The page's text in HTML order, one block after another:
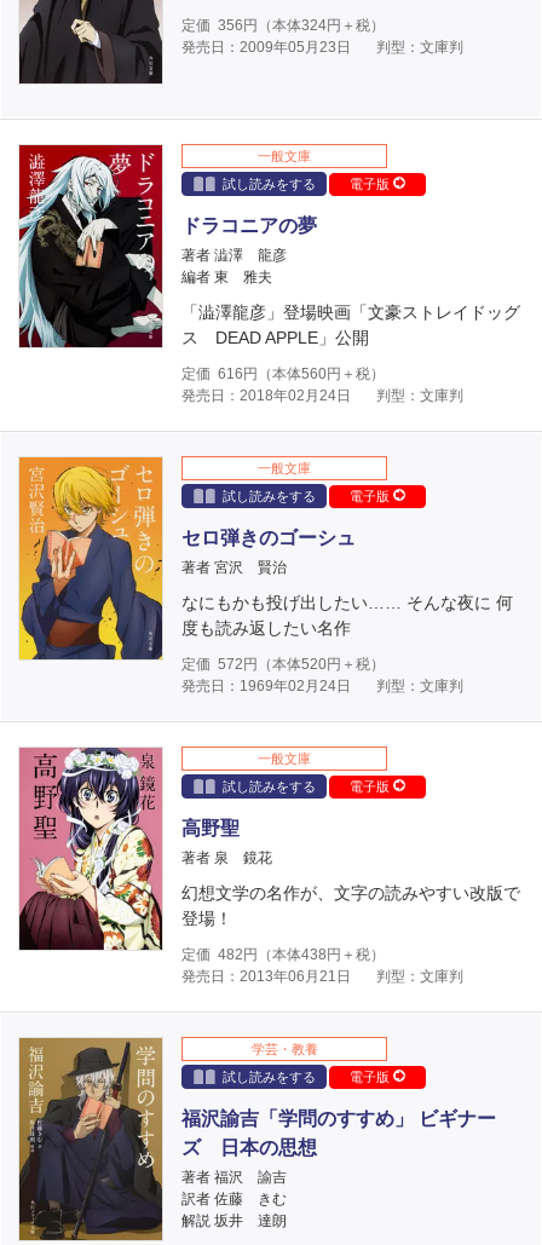
定価 356 円（本体324円＋税）
発売日：2009年05月23日
判型：文庫判
一般文庫
試し読みをする
電子版
ドラコニアの夢
著者 澁澤 龍彦
編者 東 雅夫
「澁澤龍彦」登場映画「文豪ストレイドッグ
ス DEAD APPLE」公開
定価 616 円（本体560円＋税）
発売日：2018年02月24日
判型：文庫判
一般文庫
試し読みをする
電子版
セロ弾きのゴーシュ
著者 宮沢 賢治
なにもかも投げ出したい…… そんな夜に 何
度も読み返したい名作
定価 572 円（本体520円＋税）
発売日：1969年02月24日
判型：文庫判
一般文庫
試し読みをする
電子版
高野聖
著者 泉 鏡花
幻想文学の名作が、文字の読みやすい改版で
登場！
定価 482 円（本体438 円＋税）
発売日：2013年06月21日
判型：文庫判
学芸・教養
試し読みをする
電子版
福沢諭吉「学問のすすめ」 ビギナー
ズ 日本の思想
著者 福沢 諭吉
訳者 佐藤 きむ
解説 坂井 達朗